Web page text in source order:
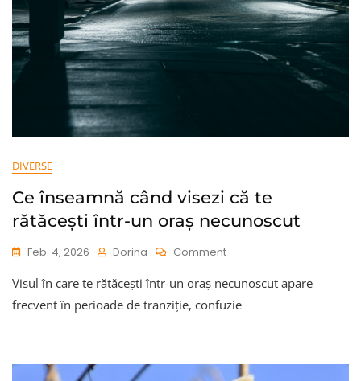
DIVERSE
Ce înseamnă când visezi că te
rătăcești într-un oraș necunoscut
Feb. 4, 2026 Dorina CommentOn
Înseamnă
Când
Rătăcești
Visul în care te rătăcești într-un oraș necunoscut apare
frecvent în perioade de tranziție, confuzie